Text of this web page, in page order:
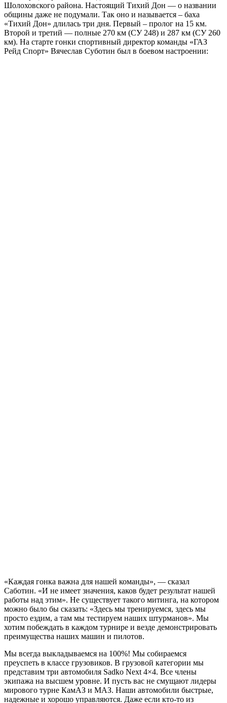
Шолоховского района. Настоящий Тихий Дон — о названии
общины даже не подумали. Так оно и называется – баха
«Тихий Дон» длилась три дня. Первый – пролог на 15 км.
Второй и третий — полные 270 км (СУ 248) и 287 км (СУ 260
км). На старте гонки спортивный директор команды «ГАЗ
Рейд Спорт» Вячеслав Суботин был в боевом настроении:
«Каждая гонка важна для нашей команды», — сказал
Саботин. «И не имеет значения, каков будет результат нашей
работы над этим». Не существует такого митинга, на котором
можно было бы сказать: «Здесь мы тренируемся, здесь мы
просто ездим, а там мы тестируем наших штурманов». Мы
хотим побеждать в каждом турнире и везде демонстрировать
преимущества наших машин и пилотов.
Мы всегда выкладываемся на 100%! Мы собираемся
преуспеть в классе грузовиков. В грузовой категории мы
представим три автомобиля Sadko Next 4×4. Все члены
экипажа на высшем уровне. И пусть вас не смущают лидеры
мирового турне КамАЗ и МАЗ. Наши автомобили быстрые,
надежные и хорошо управляются. Даже если кто-то из